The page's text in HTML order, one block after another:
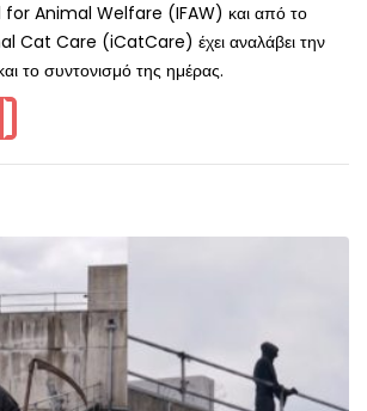
Animal Welfare (IFAW) και από το
Cat Care (iCatCare) έχει αναλάβει την
το συντονισμό της ημέρας.